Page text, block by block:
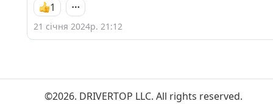
1
21 січня 2024р. 21:12
©2026. DRIVERTOP LLC. All rights reserved.